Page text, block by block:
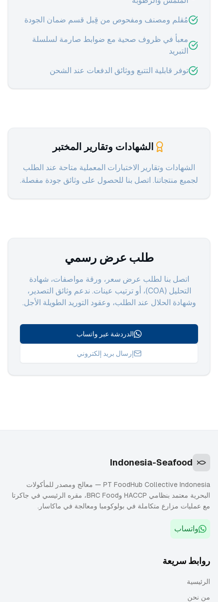
مُقلم ومصنف ومفحوص من قِبل قسم ضمان الجودة
معبأ في ظروف صحية مع ضوابط صارمة لسلسلة
التبريد
توفر قابلية التتبع ووثائق الدفعات عند الشحن
الشهادات وتقارير المختبر
الشهادات وتقارير الاختبارات المعملية متاحة عند الطلب
لجميع منتجاتنا. اتصل بنا للحصول على وثائق جودة مفصلة.
طلب عرض رسمي
اتصل بنا لطلب عرض سعر، ورقة مواصفات، شهادة
التحليل (COA)، أو ترتيب عينات. ندعم وثائق التصدير،
وشهادة الحلال عند الطلب، وعقود التوريد الطويلة الأجل.
الدردشة عبر واتساب
إرسال بريد إلكتروني
Indonesia-Seafood
PT FoodHub Collective Indonesia — معالج ومصدر للمأكولات
البحرية معتمد بنظامي HACCP وBRC Food، مقره الرئيسي في جاكرتا
مع عمليات مزارع متكاملة في بولوكومبا ومعالجة في ماكاسار.
واتساب
روابط سريعة
الرئيسية
من نحن